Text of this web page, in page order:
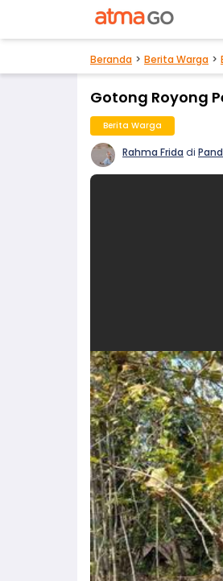
Beranda Berita Warga
Gotong Royong
Berita Warga
Rahma Frida di